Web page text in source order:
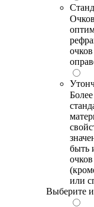
быть
или
Выберите